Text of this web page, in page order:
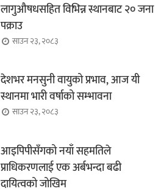
लागुऔषधसहित विभिन्न स्थानबाट २० जना
पक्राउ
साउन २३, २०८३
देशभर मनसुनी वायुको प्रभाव, आज यी
स्थानमा भारी वर्षाको सम्भावना
साउन २३, २०८३
आइपिपीसँगको नयाँ सहमतिले
प्राधिकरणलाई एक अर्बभन्दा बढी
दायित्वको जोखिम